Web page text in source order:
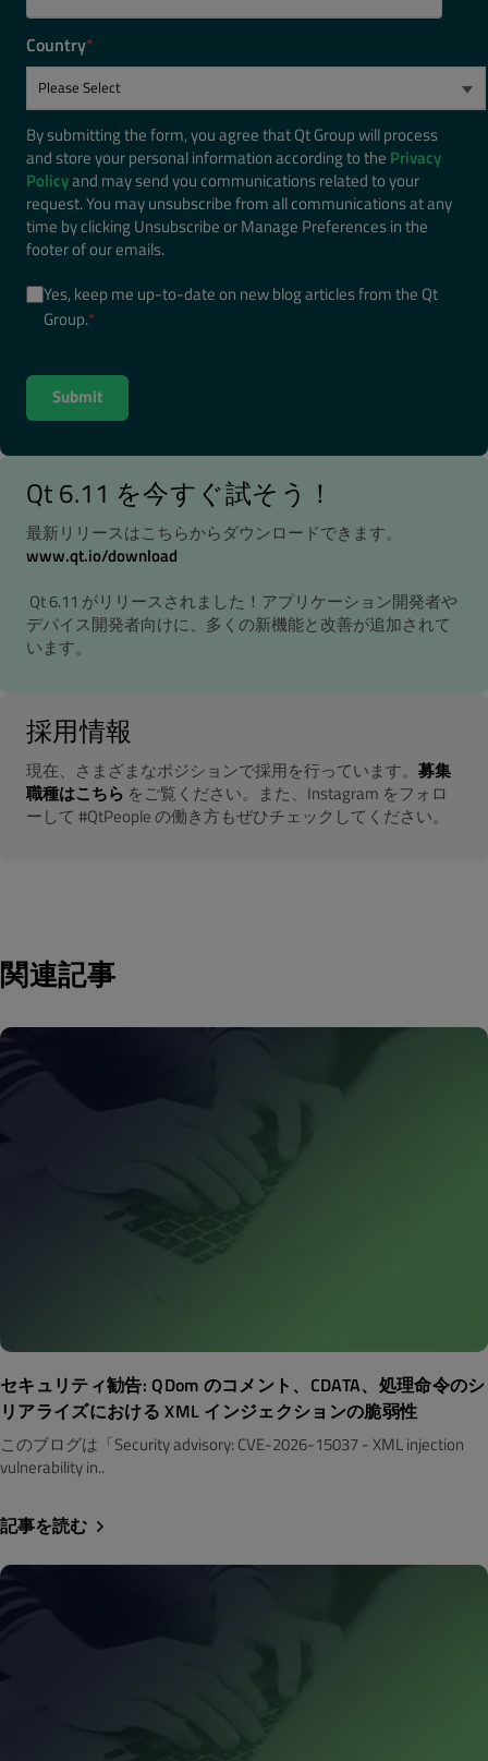
Country*
By submitting the form, you agree that Qt Group will process
and store your personal information according to the Privacy
Policyand may send you communications related to your
request. You may unsubscribe from all communications at any
time by clicking Unsubscribe or Manage Preferences in the
footer of our emails.
Yes, keep me up-to-date on new blog articles from the Qt
Group.*
Qt 6.11 を今すぐ試そう！
最新リリースはこちらからダウンロードできます。
www.qt.io/download
Qt 6.11 がリリースされました！アプリケーション開発者や
デバイス開発者向けに、多くの新機能と改善が追加されて
います。
採用情報
現在、さまざまなポジションで採用を行っています。 募集
職種はこちら をご覧ください。また、Instagram をフォロ
ーして #QtPeople の働き方もぜひチェックしてください。
関連記事
セキュリティ勧告: QDom のコメント、CDATA、処理命令のシ
リアライズにおける XML インジェクションの脆弱性
このブログは「Security advisory: CVE-2026-15037 - XML injection
vulnerability in..
記事を読む